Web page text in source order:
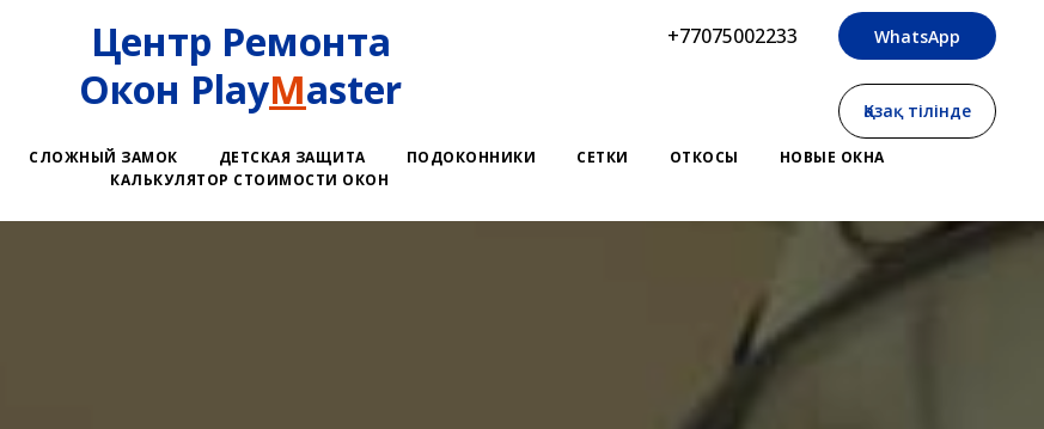
Центр Ремонта
Окон PlayMaster
+77075002233 WhatsApp
Қазақ тілінде
СЛОЖНЫЙ ЗАМОК ДЕТСКАЯ ЗАЩИТА ПОДОКОННИКИ СЕТКИ ОТКОСЫ
НОВЫЕ ОКНА
КАЛЬКУЛЯТОР СТОИМОСТИ ОКОН